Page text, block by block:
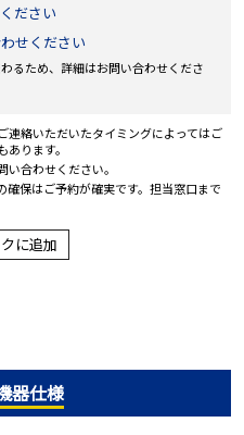
ださい
せください
るため、詳細はお問い合わせくださ
連絡いただいたタイミングによってはご
ります。
合わせください。
保はご予約が確実です。担当窓口まで
に追加
器仕様